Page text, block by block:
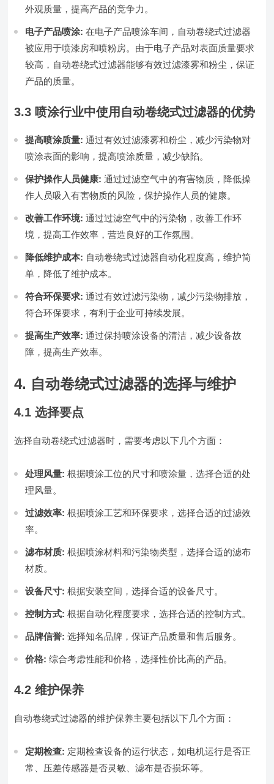
外观质量，提高产品的竞争力。
电子产品喷涂: 在电子产品喷涂车间，自动卷绕式过滤器
被应用于喷漆房和喷粉房。由于电子产品对表面质量要求
较高，自动卷绕式过滤器能够有效过滤漆雾和粉尘，保证
产品的质量。
3.3 喷涂行业中使用自动卷绕式过滤器的优势
提高喷涂质量: 通过有效过滤漆雾和粉尘，减少污染物对
喷涂表面的影响，提高喷涂质量，减少缺陷。
保护操作人员健康: 通过过滤空气中的有害物质，降低操
作人员吸入有害物质的风险，保护操作人员的健康。
改善工作环境: 通过过滤空气中的污染物，改善工作环
境，提高工作效率，营造良好的工作氛围。
降低维护成本: 自动卷绕式过滤器自动化程度高，维护简
单，降低了维护成本。
符合环保要求: 通过有效过滤污染物，减少污染物排放，
符合环保要求，有利于企业可持续发展。
提高生产效率: 通过保持喷涂设备的清洁，减少设备故
障，提高生产效率。
4. 自动卷绕式过滤器的选择与维护
4.1 选择要点
选择自动卷绕式过滤器时，需要考虑以下几个方面：
处理风量: 根据喷涂工位的尺寸和喷涂量，选择合适的处
理风量。
过滤效率: 根据喷涂工艺和环保要求，选择合适的过滤效
率。
滤布材质: 根据喷涂材料和污染物类型，选择合适的滤布
材质。
设备尺寸: 根据安装空间，选择合适的设备尺寸。
控制方式: 根据自动化程度要求，选择合适的控制方式。
品牌信誉: 选择知名品牌，保证产品质量和售后服务。
价格: 综合考虑性能和价格，选择性价比高的产品。
4.2 维护保养
自动卷绕式过滤器的维护保养主要包括以下几个方面：
定期检查: 定期检查设备的运行状态，如电机运行是否正
常、压差传感器是否灵敏、滤布是否损坏等。